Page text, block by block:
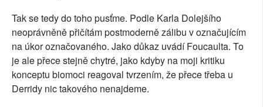
Tak se tedy do toho pusťme. Podle Karla Dolejšího
neoprávněně přičítám postmoderně zálibu v označujícím
na úkor označovaného. Jako důkaz uvádí Foucaulta. To
je ale přece stejně chytré, jako kdyby na moji kritiku
konceptu biomoci reagoval tvrzením, že přece třeba u
Derridy nic takového nenajdeme.